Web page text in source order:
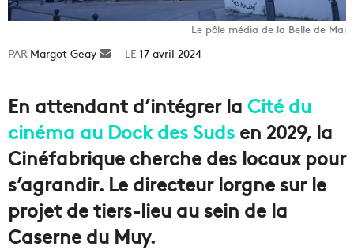
Le pôle média de la Belle de Mai
Margot Geay
Envoyer17 avril 2024
En attendant d’intégrer la Cité du
cinéma au Dock des Suds en 2029, la
Cinéfabrique cherche des locaux pour
s’agrandir. Le directeur lorgne sur le
projet de tiers-lieu au sein de la
Caserne du Muy.